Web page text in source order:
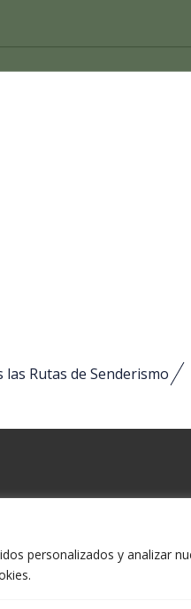
personalizados y analizar
las Rutas de Senderismo
Carretera Isaba /